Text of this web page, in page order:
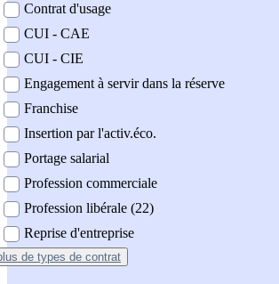
Contrat d'usage
CUI - CAE
CUI - CIE
Engagement à servir dans la réserve
Franchise
Insertion par l'activ.éco.
Portage salarial
Profession commerciale
Profession libérale (22)
Reprise d'entreprise
de types de contrat